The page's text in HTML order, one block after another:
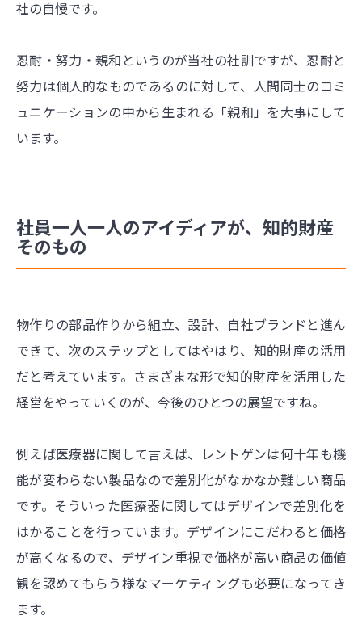
社の自慢です。
忍耐・努力・親和というのが当社の社訓ですが、忍耐と
努力は個人的なものであるのに対して、人間同士のコミ
ュニケーションの中から生まれる「親和」を大事にして
います。
社員一人一人のアイディアが、知的財産
そのもの
物作りの部品作りから組立、設計、自社ブランドと進ん
できて、次のステップとしてはやはり、知的財産の活用
だと考えています。さまざまな形で知的財産を活用した
経営をやっていくのが、今後のひとつの展望ですね。
例えば医療器に関して言えば、レントゲンは何十年も機
能が変わらない製品なので差別化がなかなか難しい商品
です。そういった医療器に関してはデザインで差別化を
はかることを行っています。デザインにこだわると価格
が高くなるので、デザイン重視で価格が高い商品の価値
観を認めてもらう様なマーケティングも必要になってき
ます。